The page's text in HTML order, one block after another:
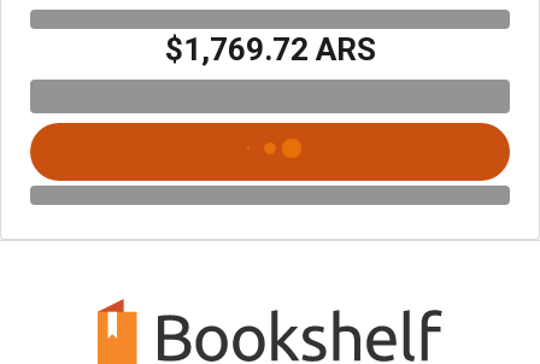
$1,769.72 ARS